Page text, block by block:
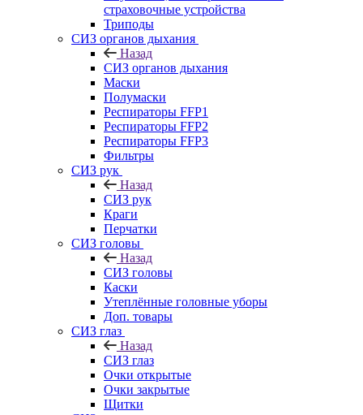
страховочные устройства
Триподы
СИЗ органов дыхания
Назад
СИЗ органов дыхания
Маски
Полумаски
Респираторы FFP1
Респираторы FFP2
Респираторы FFP3
Фильтры
СИЗ рук
Назад
СИЗ рук
Краги
Перчатки
СИЗ головы
Назад
СИЗ головы
Каски
Утеплённые головные уборы
Доп. товары
СИЗ глаз
Назад
СИЗ глаз
Очки открытые
Очки закрытые
Щитки